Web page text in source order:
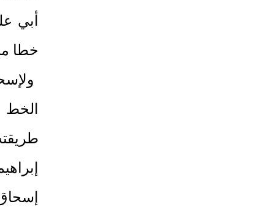
أبي
خطا
الخط